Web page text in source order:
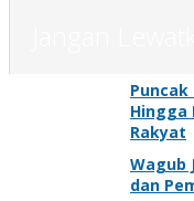
Puncak
Hingga
Rakyat
Wagub
dan